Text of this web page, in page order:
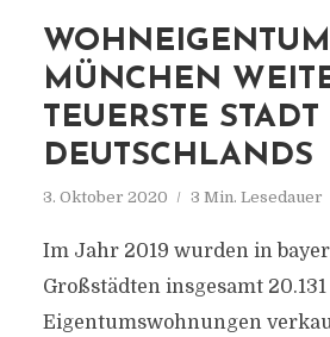
MÜNCHEN
TEUERSTE STADT
DEUTSCHLANDS
3. Oktober 2020 3 Min. Lesedauer
Im Jahr 2019 wurden in
Großstädten insgesamt 20.131
Eigentumswohnungen